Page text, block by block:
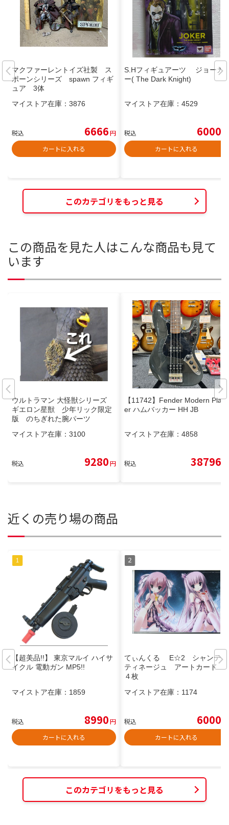
マクファーレントイズ社製 ス
ポーンシリーズ spawn フィギ
ュア 3体
マイストア在庫： 3876
税込 6666円
カートに入れる
S.Hフィギュアーツ ジョーカ
ー( The Dark Knight)
マイストア在庫： 4529
税込 6000
カートに入れる
このカテゴリをもっと見る
この商品を見た人はこんな商品も見て
います
ウルトラマン 大怪獣シリーズ
ギエロン星獣 少年リック限定
版 のちぎれた腕パーツ
マイストア在庫： 3100
税込 9280円
【11742】Fender Modern Play
er ハムバッカー HH JB
マイストア在庫： 4858
税込 38796
近くの売り場の商品
【超美品!!】 東京マルイ ハイサ
イクル 電動ガン MP5!!
マイストア在庫： 1859
税込 8990円
カートに入れる
てぃんくる E☆2 シャンティ
ティネージュ アートカード
４枚
マイストア在庫： 1174
税込 6000
カートに入れる
このカテゴリをもっと見る